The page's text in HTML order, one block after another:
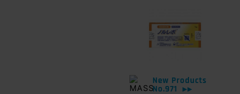
New Products
No.971
▶▶